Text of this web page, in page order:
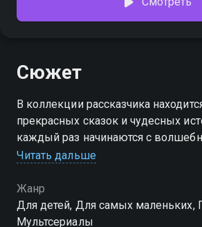
Сюжет
В коллекции рассказчика
прекрасных сказок и чудесных
каждый раз начинаются с
отправляет зрителей в очередное
детей с культурами других народов.
Посмотреть онлайн 1 сезон
Читать дальше
Жанр
Для детей, Для самых маленьких,
Мультсериалы